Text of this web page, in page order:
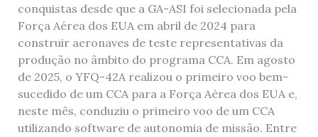
conquistas desde que a GA-ASI foi selecionada pela
Força Aérea dos EUA em abril de 2024 para
construir aeronaves de teste representativas da
produção no âmbito do programa CCA. Em agosto
de 2025, o YFQ-42A realizou o primeiro voo bem-
sucedido de um CCA para a Força Aérea dos EUA e,
neste mês, conduziu o primeiro voo de um CCA
utilizando software de autonomia de missão. Entre